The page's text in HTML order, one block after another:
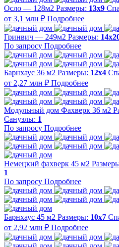
Осло — 128м2 Размеры: 13х9
от 3,1 млн ₽ Подробнее
Гринвич — 249м2 Размеры:
По запросу Подробнее
Барнхаус 36 м2 Размеры: 12х4
от 2,27 млн ₽ Подробнее
Модульный дом Фахверк 36 м2
Санузлы: 1
По запросу Подробнее
Немецкий фахверк 45 м2
1
По запросу Подробнее
Барнхаус 45 м2 Размеры: 10х7
от 2,92 млн ₽ Подробнее